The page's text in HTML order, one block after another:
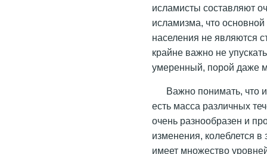
исламисты составляют
исламизма, что
населения не являются
крайне важно не
умеренный, порой даже
Важно понимать, что
есть масса различных
очень разнообразен и
изменения, колеблется в
имеет множество